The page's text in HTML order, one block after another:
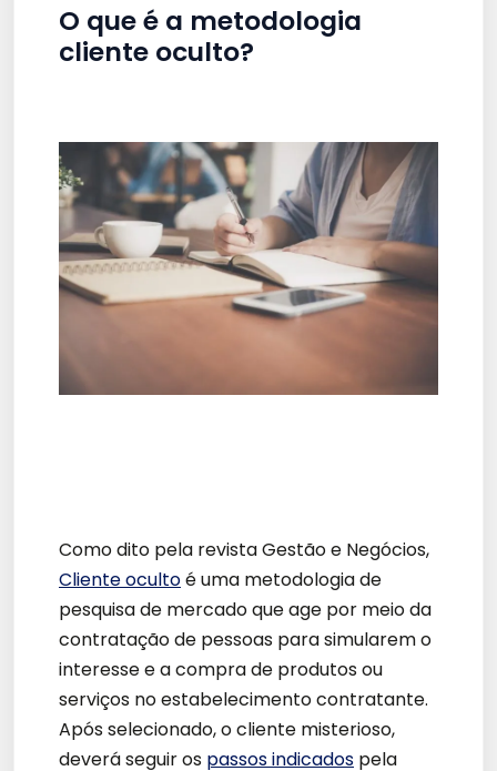
O que é a metodologia
cliente oculto?
Como dito pela revista Gestão e Negócios,
Cliente ocultoé uma metodologia de
pesquisa de mercado que age por meio da
contratação de pessoas para simularem o
interesse e a compra de produtos ou
serviços no estabelecimento contratante.
Após selecionado, o cliente misterioso,
deverá seguir os passos indicados pela